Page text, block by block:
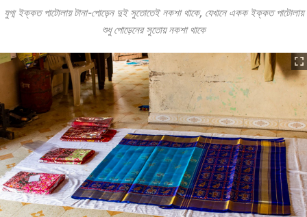
যুগ্ম ইক্কত পাটোলায় টানা-পোড়েন দুই সুতোতেই নকশা থাকে, যেখানে একক ইক্কত পাটোলায়
শুধু পোড়েনের সুতোয় নকশা থাকে